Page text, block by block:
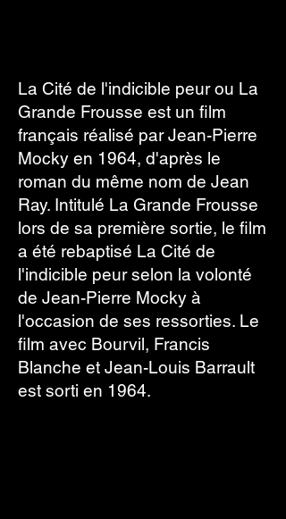
La Cité de l'indicible peur ou La
Grande Frousse est un film
français réalisé par Jean-Pierre
Mocky en 1964, d'après le
roman du même nom de Jean
Ray. Intitulé La Grande Frousse
lors de sa première sortie, le film
a été rebaptisé La Cité de
l'indicible peur selon la volonté
de Jean-Pierre Mocky à
l'occasion de ses ressorties. Le
film avec Bourvil, Francis
Blanche et Jean-Louis Barrault
est sorti en 1964.